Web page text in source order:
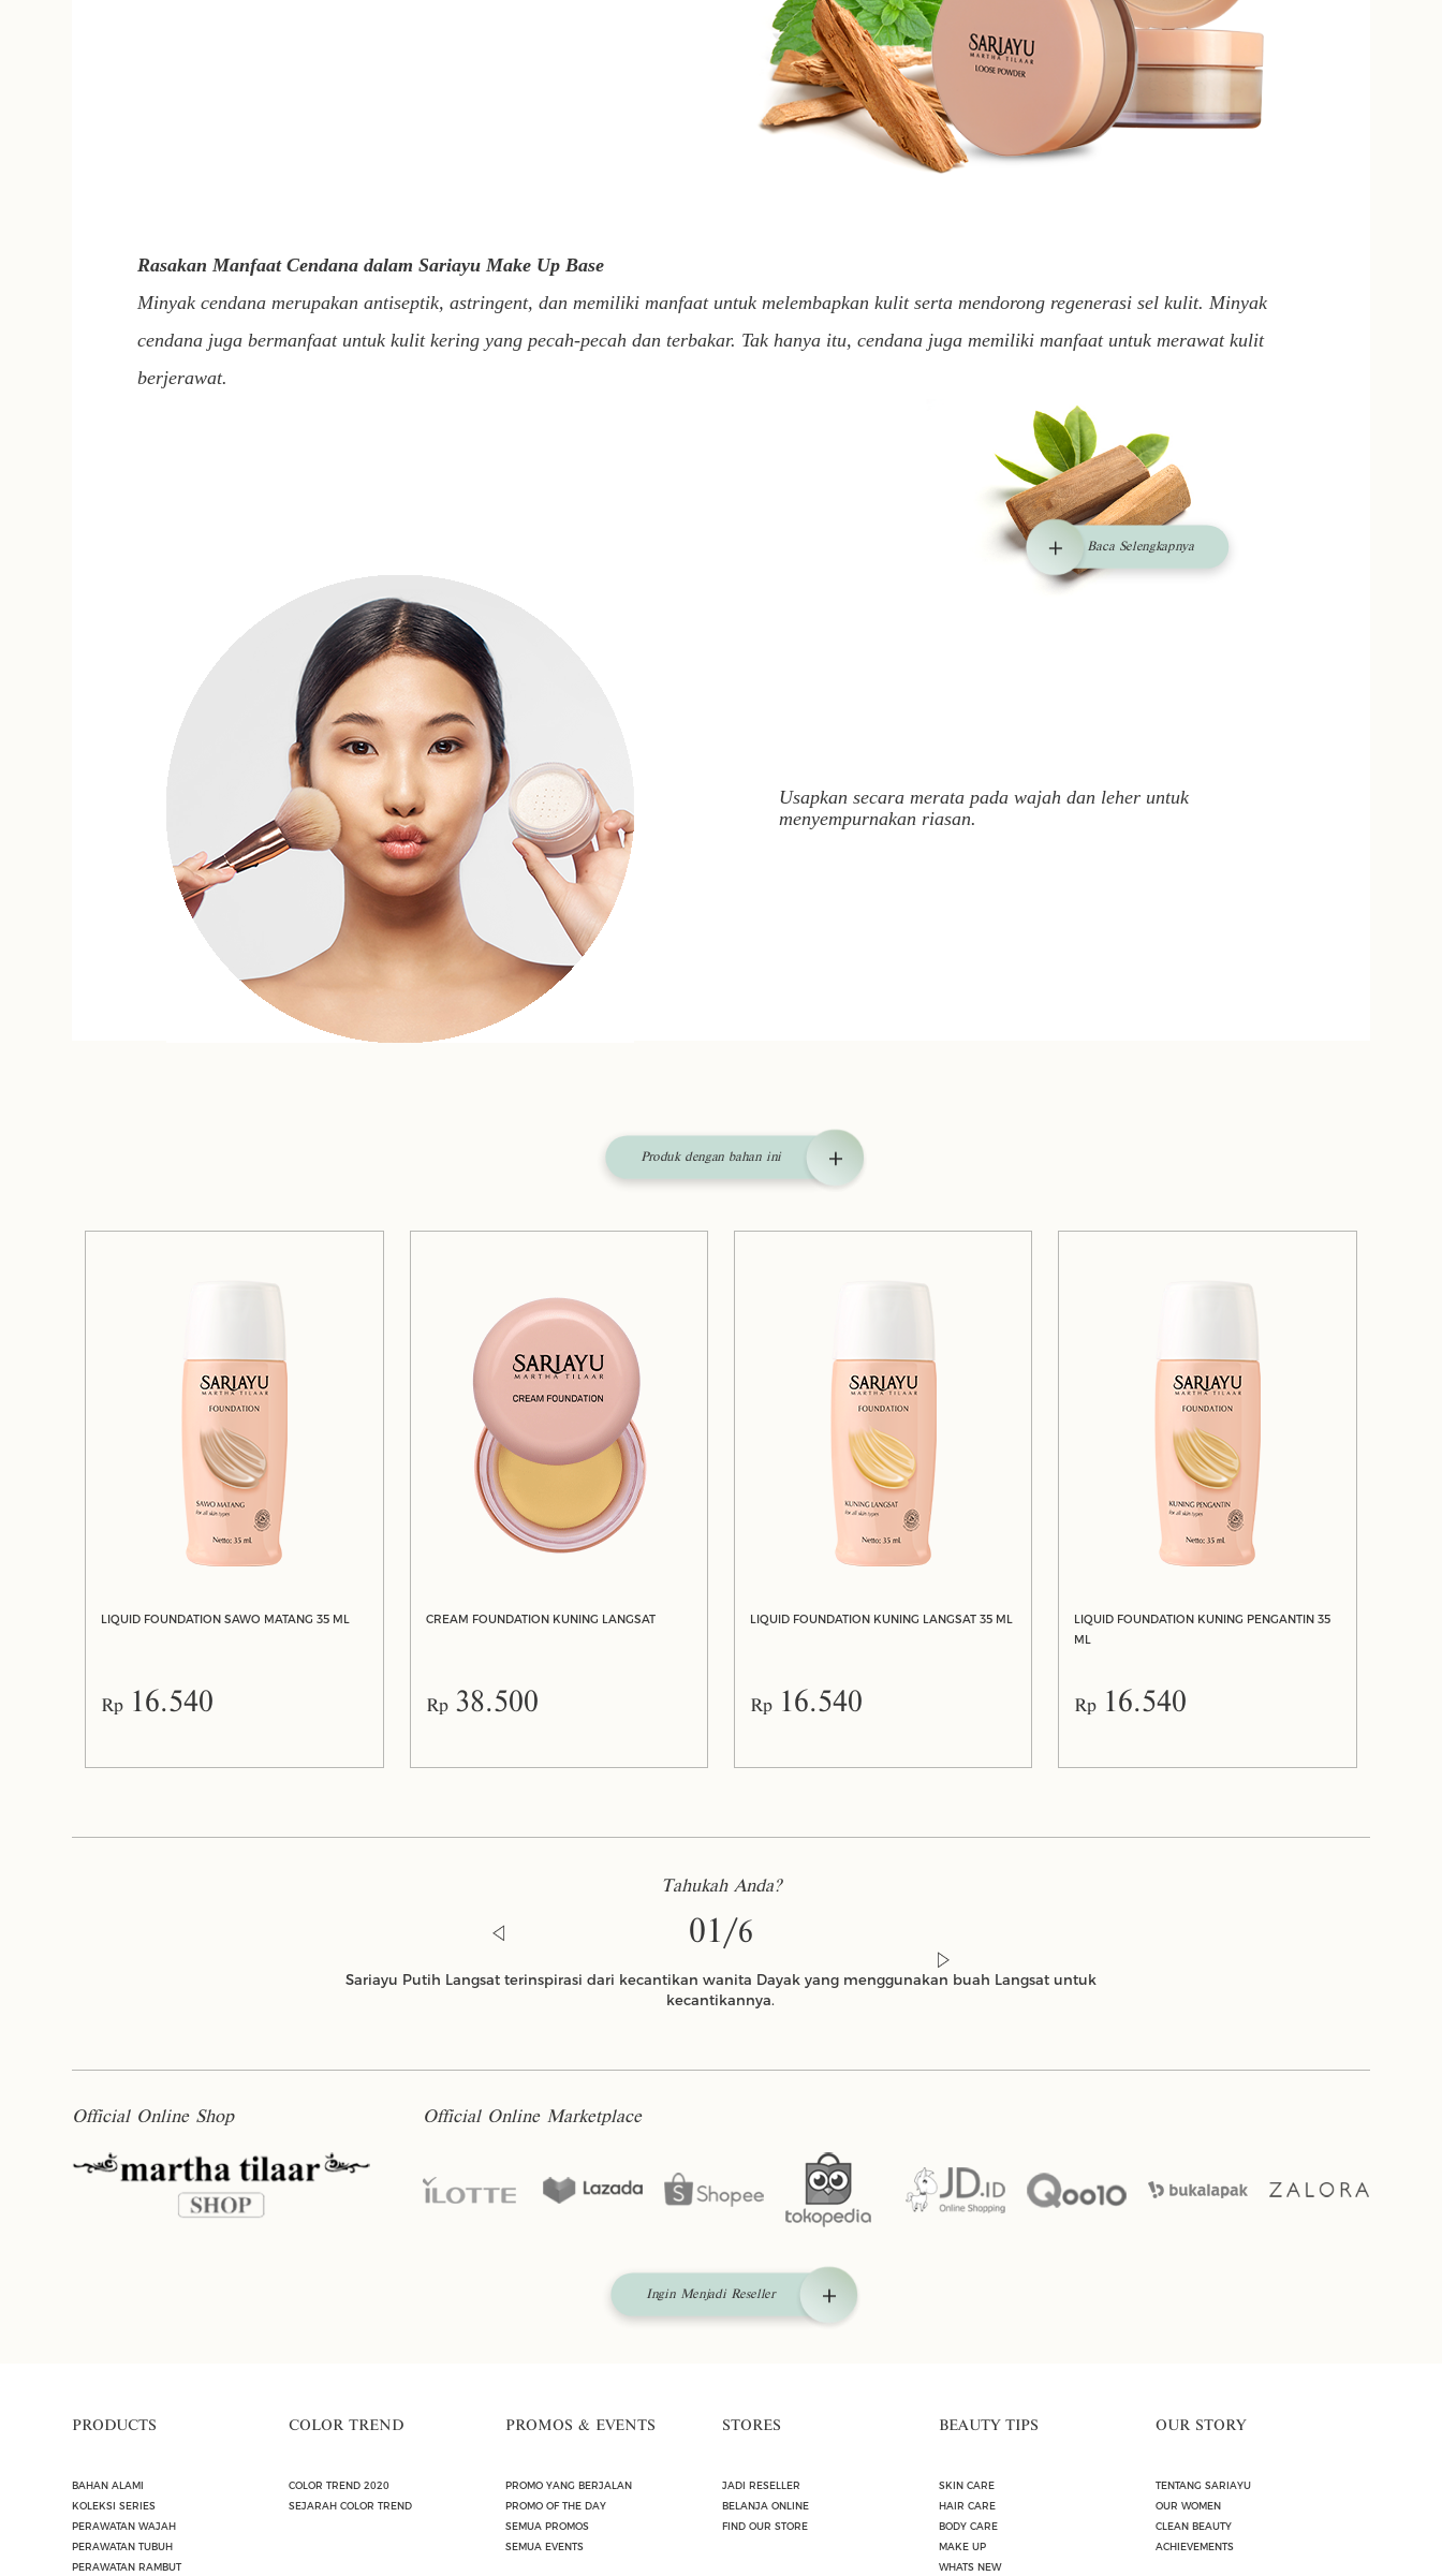
Rasakan Manfaat Cendana dalam Sariayu Make Up Base
Minyak cendana merupakan antiseptik, astringent, dan memiliki manfaat untuk melembapkan kulit serta mendorong regenerasi sel kulit. Minyak
cendana juga bermanfaat untuk kulit kering yang pecah-pecah dan terbakar. Tak hanya itu, cendana juga memiliki manfaat untuk merawat kulit
berjerawat.
Baca Selengkapnya
Usapkan secara merata pada wajah dan leher untuk
menyempurnakan riasan.
Produk dengan bahan ini
LIQUID FOUNDATION SAWO MATANG 35 ML
Rp 16.540
CREAM FOUNDATION KUNING LANGSAT
Rp 38.500
LIQUID FOUNDATION KUNING LANGSAT 35 ML
Rp 16.540
LIQUID FOUNDATION KUNING PENGANTIN 35
ML
Rp 16.540
Tahukah Anda?
01/6
Sariayu Putih Langsat terinspirasi dari kecantikan wanita Dayak yang menggunakan buah Langsat untuk
kecantikannya.
Official Online Shop Official Online Marketplace
Ingin Menjadi Reseller
PRODUCTS
BAHAN ALAMI
KOLEKSI SERIES
PERAWATAN WAJAH
PERAWATAN TUBUH
PERAWATAN RAMBUT
COLOR TREND
COLOR TREND 2020
SEJARAH COLOR TREND
PROMOS & EVENTS
PROMO YANG BERJALAN
PROMO OF THE DAY
SEMUA PROMOS
SEMUA EVENTS
STORES
JADI RESELLER
BELANJA ONLINE
FIND OUR STORE
BEAUTY TIPS
SKIN CARE
HAIR CARE
BODY CARE
MAKE UP
WHATS NEW
OUR STORY
TENTANG SARIAYU
OUR WOMEN
CLEAN BEAUTY
ACHIEVEMENTS